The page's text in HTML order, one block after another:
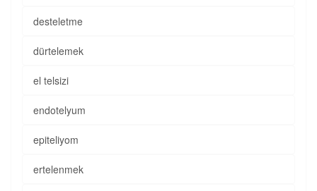
desteletme
dürtelemek
el telsizi
endotelyum
epiteliyom
ertelenmek